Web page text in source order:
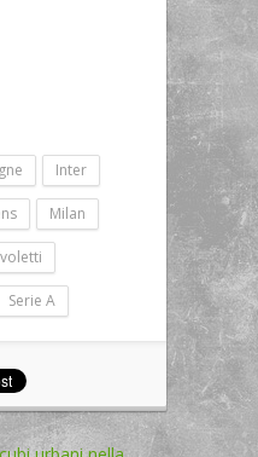
Inter
Milan
Serie A